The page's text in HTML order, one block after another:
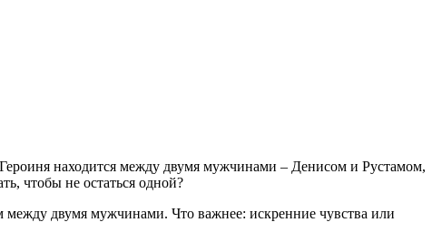
находится между двумя мужчинами – Денисом и Рустамом,
чтобы не остаться одной?
между двумя мужчинами. Что важнее: искренние чувства или